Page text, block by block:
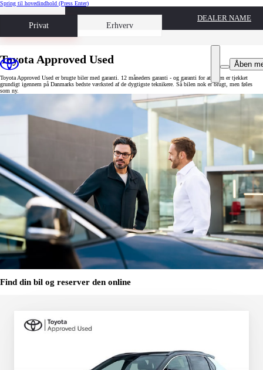
Spring til hovedindhold (Press Enter)
Privat Erhverv
Book prøvetur
DEALER NAME
Åben
Toyota Approved Used
Toyota Approved Used er brugte biler med garanti. 12 måneders garanti - og garanti for at bilen er tjekket
grundigt igennem på Danmarks bedste værksted af de dygtigste teknikere. Så bilen nok er brugt, men føles
som ny.
Find din bil og reserver den online